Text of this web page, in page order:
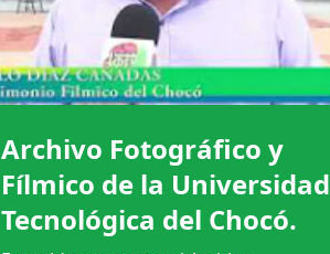
Archivo Fotográfico y
Fílmico de la Universidad
Tecnológica del Chocó.